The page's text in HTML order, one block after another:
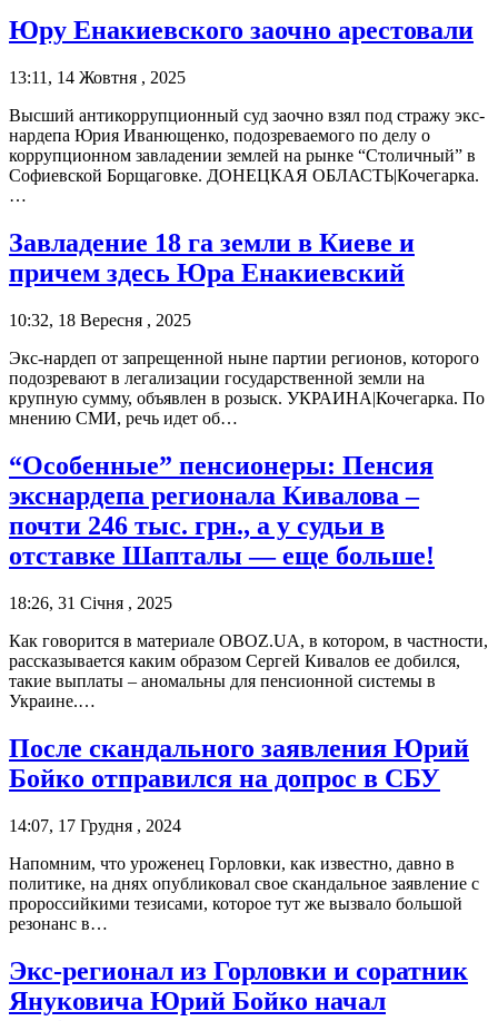
Юру Енакиевского заочно арестовали
13:11, 14 Жовтня , 2025
Высший антикоррупционный суд заочно взял под стражу экс-
нардепа Юрия Иванющенко, подозреваемого по делу о
коррупционном завладении землей на рынке “Столичный” в
Софиевской Борщаговке. ДОНЕЦКАЯ ОБЛАСТЬ|Кочегарка.
…
Завладение 18 га земли в Киеве и
причем здесь Юра Енакиевский
10:32, 18 Вересня , 2025
Экс-нардеп от запрещенной ныне партии регионов, которого
подозревают в легализации государственной земли на
крупную сумму, объявлен в розыск. УКРАИНА|Кочегарка. По
мнению СМИ, речь идет об…
“Особенные” пенсионеры: Пенсия
экснардепа регионала Кивалова –
почти 246 тыс. грн., а у судьи в
отставке Шапталы — еще больше!
18:26, 31 Січня , 2025
Как говорится в материале OBOZ.UA, в котором, в частности,
рассказывается каким образом Сергей Кивалов ее добился,
такие выплаты – аномальны для пенсионной системы в
Украине.…
После скандального заявления Юрий
Бойко отправился на допрос в СБУ
14:07, 17 Грудня , 2024
Напомним, что уроженец Горловки, как известно, давно в
политике, на днях опубликовал свое скандальное заявление с
пророссийкими тезисами, которое тут же вызвало большой
резонанс в…
Экс-регионал из Горловки и соратник
Януковича Юрий Бойко начал